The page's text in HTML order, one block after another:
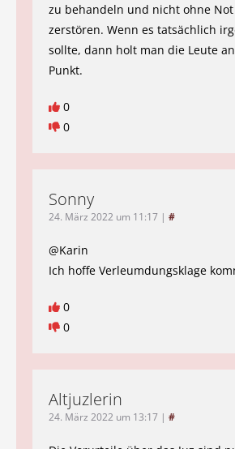
zu behandeln und nicht ohne
zerstören. Wenn es tatsächlich
sollte, dann holt man die Leute
Punkt.
0
0
Sonny
24. März 2022 um 11:17 | #
@Karin
Ich hoffe Verleumdungsklage
0
0
Altjuzlerin
24. März 2022 um 13:17 | #